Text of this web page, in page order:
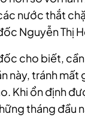
nước thắt
Nguyễn Thị
cho biết,
này, tránh
Khi ổn định
tháng đầu